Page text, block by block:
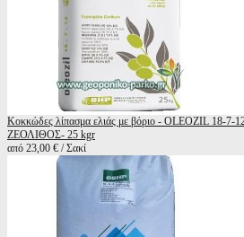
Κοκκώδες λίπασμα ελιάς με βόριο - OLEOZIL 18-
ΖΕΟΛΙΘΟΣ- 25 kgr
από 23,00 € / Σακί